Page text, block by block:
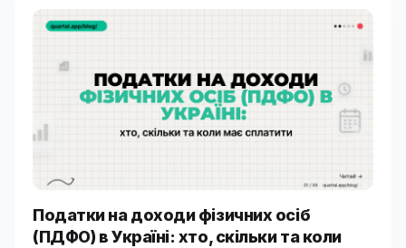
Податки на доходи фізичних осіб
(ПДФО) в Україні: хто, скільки та коли